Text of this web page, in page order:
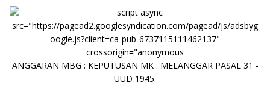
ANGGARAN MBG : KEPUTUSAN MK : MELANGGAR PASAL 31 -
UUD 1945.